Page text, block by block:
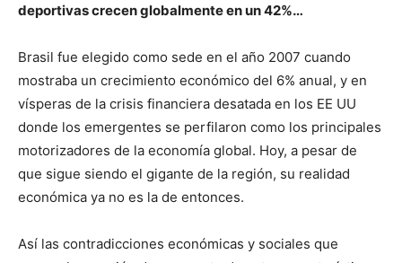
deportivas crecen globalmente en un 42%…
Brasil fue elegido como sede en el año 2007 cuando
mostraba un crecimiento económico del 6% anual, y en
vísperas de la crisis financiera desatada en los EE UU
donde los emergentes se perfilaron como los principales
motorizadores de la economía global. Hoy, a pesar de
que sigue siendo el gigante de la región, su realidad
económica ya no es la de entonces.
Así las contradicciones económicas y sociales que